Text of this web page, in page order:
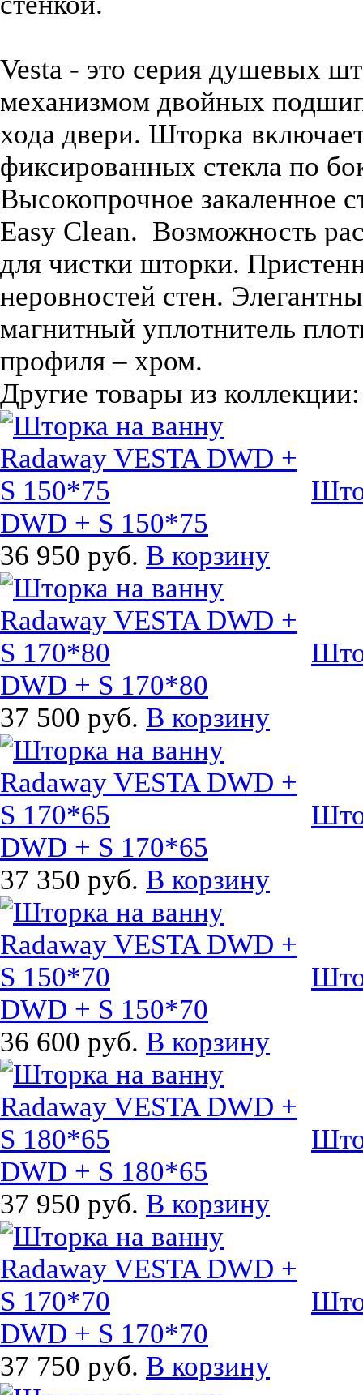
Vesta - это серия душевых
механизмом двойных
хода двери. Шторка
фиксированных стекла по
Высокопрочное закаленное
Easy Clean. Возможность
для чистки шторки.
неровностей стен.
магнитный уплотнитель
профиля – хром.
Другие товары из
DWD + S 150*75
36 950 руб. В корзину
DWD + S 170*80
37 500 руб. В корзину
DWD + S 170*65
37 350 руб. В корзину
DWD + S 150*70
36 600 руб. В корзину
DWD + S 180*65
37 950 руб. В корзину
DWD + S 170*70
37 750 руб. В корзину